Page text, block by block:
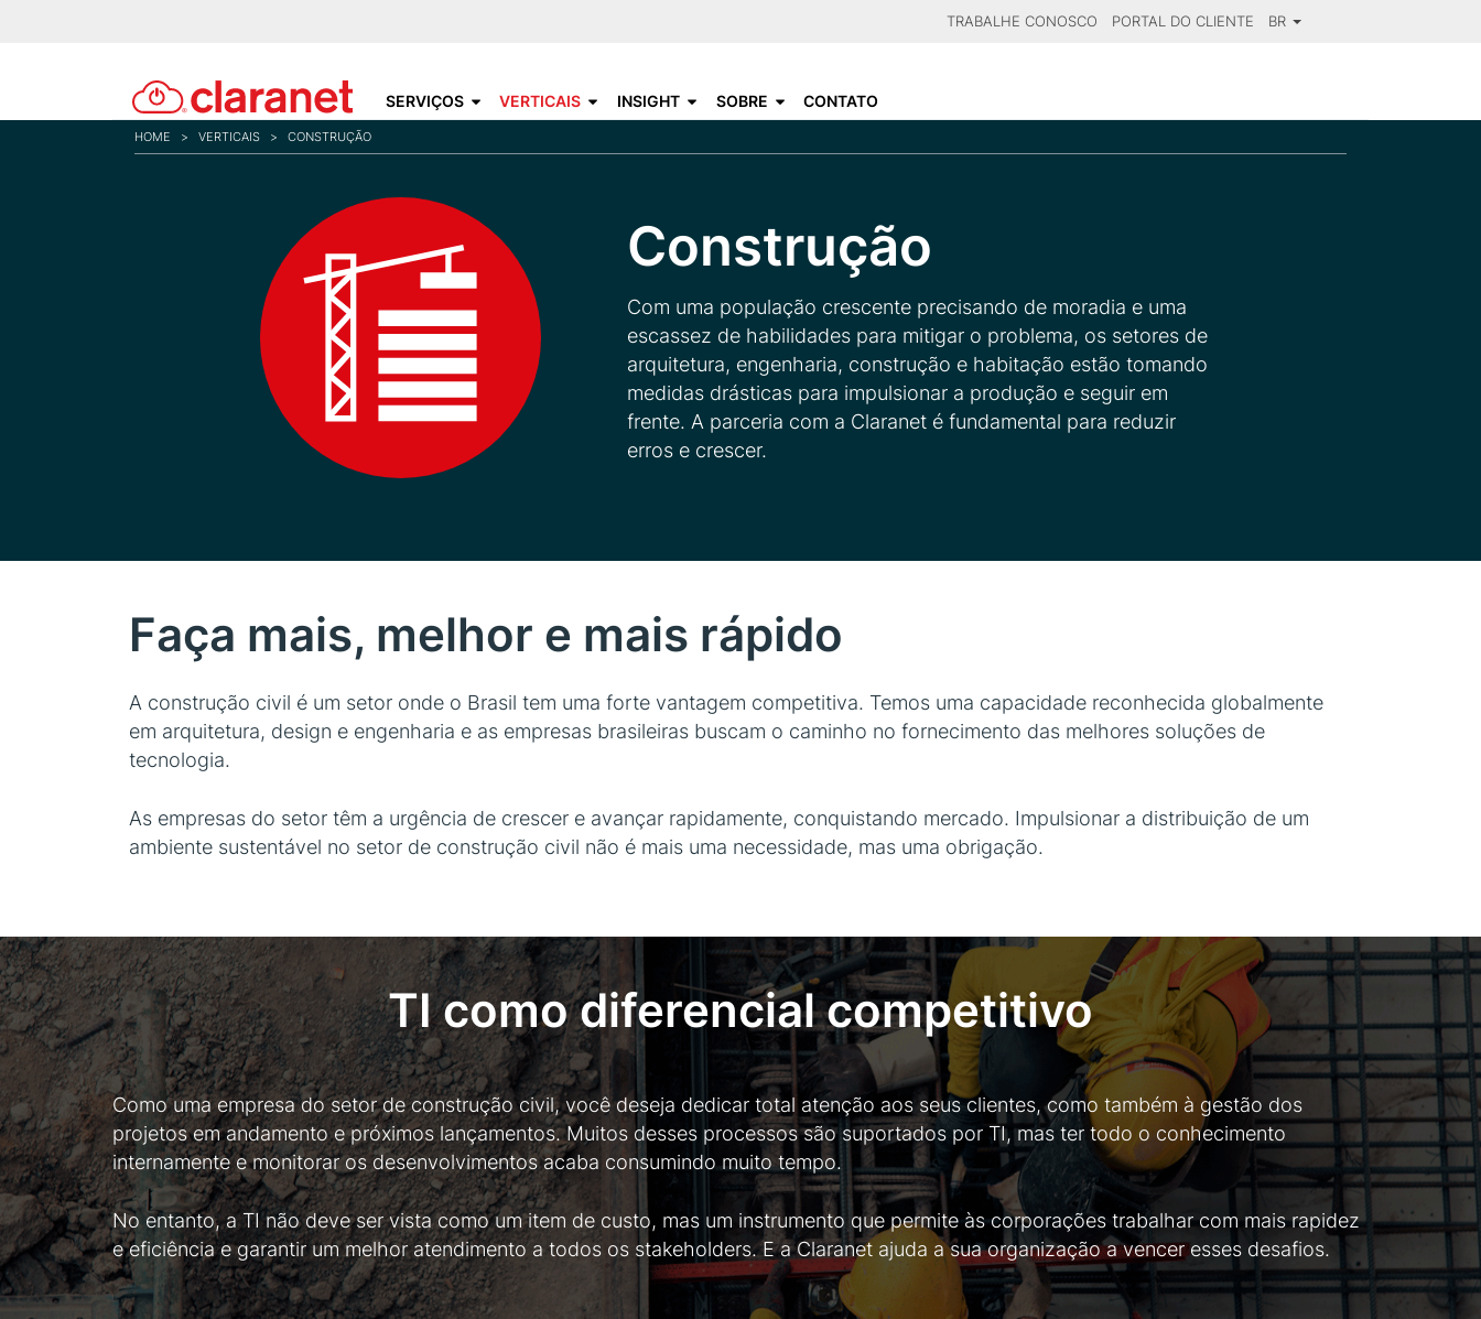
content
TRABALHE CONOSCO PORTAL DO CLIENTE BR
SERVIÇOS VERTICAIS INSIGHT SOBRE CONTATO
HOME > VERTICAIS > CONSTRUÇÃO
Construção
Com uma população crescente precisando de moradia e uma
escassez de habilidades para mitigar o problema, os setores de
arquitetura, engenharia, construção e habitação estão tomando
medidas drásticas para impulsionar a produção e seguir em
frente. A parceria com a Claranet é fundamental para reduzir
erros e crescer.
Faça mais, melhor e mais rápido
A construção civil é um setor onde o Brasil tem uma forte vantagem competitiva. Temos uma capacidade reconhecida globalmente
em arquitetura, design e engenharia e as empresas brasileiras buscam o caminho no fornecimento das melhores soluções de
tecnologia.
As empresas do setor têm a urgência de crescer e avançar rapidamente, conquistando mercado. Impulsionar a distribuição de um
ambiente sustentável no setor de construção civil não é mais uma necessidade, mas uma obrigação.
TI como diferencial competitivo
Como uma empresa do setor de construção civil, você deseja dedicar total atenção aos seus clientes, como também à gestão dos
projetos em andamento e próximos lançamentos. Muitos desses processos são suportados por TI, mas ter todo o conhecimento
internamente e monitorar os desenvolvimentos acaba consumindo muito tempo.
No entanto, a TI não deve ser vista como um item de custo, mas um instrumento que permite às corporações trabalhar com mais rapidez
e eficiência e garantir um melhor atendimento a todos os stakeholders. E a Claranet ajuda a sua organização a vencer esses desafios.